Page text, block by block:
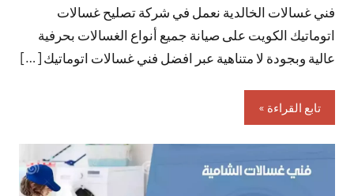
تعليقات
فني غسالات الخالدية نعمل في شركة تصليح غسالات
اتوماتيك الكويت على صيانة جميع أنواع الغسالات بحرفية
عالية وبجودة لا متناهية عبر افضل فني غسالات اتوماتيك […]
تابع القراءة